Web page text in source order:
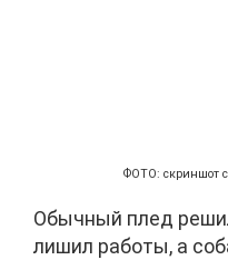
ФОТО: скриншот
Обычный плед
лишил работы, а